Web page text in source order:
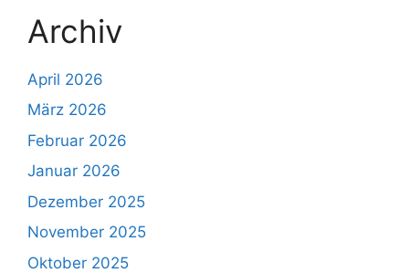
Archiv
April 2026
März 2026
Februar 2026
Januar 2026
Dezember 2025
November 2025
Oktober 2025